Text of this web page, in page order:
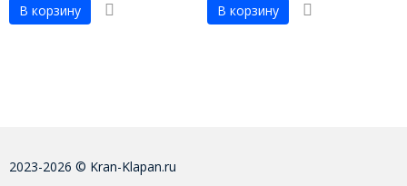
В корзину В корзину
2023-2026 © Kran-Klapan.ru